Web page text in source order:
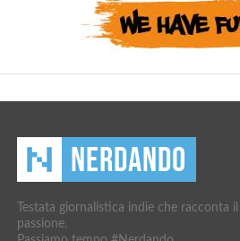
Testata giornalistica indie che racconta
passione.